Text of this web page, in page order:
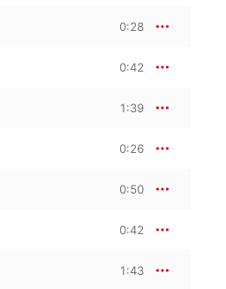
0:28
0:42
1:39
0:26
0:50
0:42
1:43